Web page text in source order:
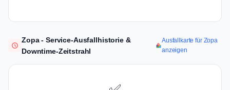
Zopa - Service-Ausfallhistorie &
Downtime-Zeitstrahl
Ausfallkarte für Zopa
anzeigen